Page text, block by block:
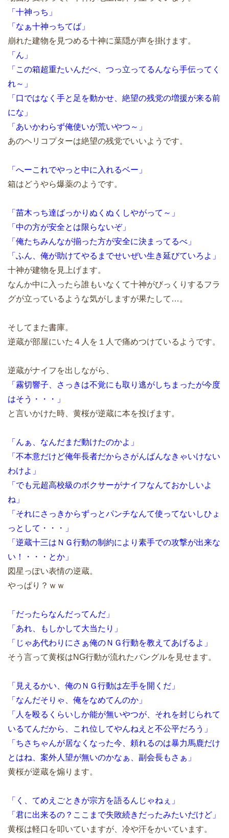
「十神っち」
「なぁ十神っちてば」
崩れた建物を見つめる十神に葉隠が声を掛けます。
「ん」
「この箱超重たいんだべ、つっ立ってるんなら手伝ってく
れ～」
「口ではなく手と足を動かせ、絶望の残党の増援が来る前
にな」
「あいかわらず俺使いが荒いやつ～」
あのヘリコプターは絶望の残党でいいようです。
「へーこれでやっと中に入れるベー」
箱はどうやら爆薬のようです。
「苗木っち達ばっかりぬくぬくしやがって～」
「中の方が安全とは限らないぞ」
「俺たちみんなが揃った方が安全に決まってるべ」
「ふん、俺が助けてやるまでせいぜい生き延びていろよ」
十神が建物を見上げます。
なんか中に入ったら誰もいなくて十神がびっくりするフラ
グが立っているような気がしますが果たして…。
そしてまた書庫。
逆蔵が部屋にいた４人を１人で痛めつけているようです。
逆蔵がナイフを出しながら、
「霧切響子、さっきは不覚にも取り逃がしちまったが今度
はそう・・・」
と言いかけた時、黄桜が逆蔵に本を投げます。
「んぁ、なんだまだ動けたのかよ」
「不本意だけど俺年長者だからさがんばんなきゃいけない
わけよ」
「でも元超高校級のボクサーがナイフなんておかしいよ
ね」
「それにさっきからずっとパンチなんて使ってないしひょ
っとして・・・」
「逆蔵十三はＮＧ行動の制約により素手での攻撃が出来な
い！・・・とか」
図星っぽい表情の逆蔵。
やっぱり？ｗｗ
「だったらなんだってんだ」
「あれ、もしかして大当たり」
「じゃあ代わりにさぁ俺のＮＧ行動を教えてあげるよ」
そう言って黄桜はNG行動が流れたバングルを見せます。
「見えるかい、俺のＮＧ行動は左手を開くだ」
「なんだそりゃ、俺をなめてんのか」
「人を殴るくらいしか能が無いやつが、それを封じられて
いるてんだから、これ位してやんねえと不公平だろう」
「ちさちゃんが居なくなった今、頼れるのは暴力馬鹿だけ
とはね、案外人望が無いのかなぁ、副会長もさぁ」
黄桜が逆蔵を煽ります。
「く、てめえごときが宗方を語るんじゃねぇ」
「君に出来るの？ここまで失敗続きだったみたいだけど」
黄桜は軽口を叩いていますが、冷や汗をかいています。